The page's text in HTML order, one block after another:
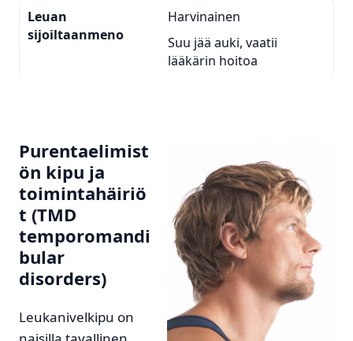
Leuan
sijoiltaanmeno
Harvinainen
Suu jää auki, vaatii
lääkärin hoitoa
Purentaelimist
ön kipu ja
toimintahäiriö
t (TMD
temporomandi
bular
disorders)
Leukanivelkipu on